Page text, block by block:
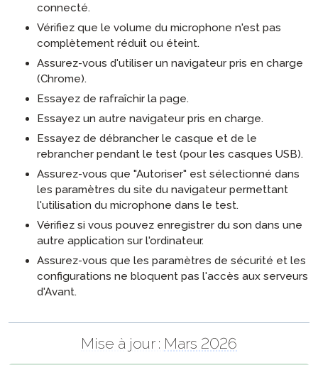
connecté.
Vérifiez que le volume du microphone n'est pas
complètement réduit ou éteint.
Assurez-vous d'utiliser un navigateur pris en charge
(Chrome).
Essayez de rafraîchir la page.
Essayez un autre navigateur pris en charge.
Essayez de débrancher le casque et de le
rebrancher pendant le test (pour les casques USB).
Assurez-vous que "Autoriser" est sélectionné dans
les paramètres du site du navigateur permettant
l'utilisation du microphone dans le test.
Vérifiez si vous pouvez enregistrer du son dans une
autre application sur l'ordinateur.
Assurez-vous que les paramètres de sécurité et les
configurations ne bloquent pas l'accès aux serveurs
d'Avant.
Mise à jour : Mars 2026